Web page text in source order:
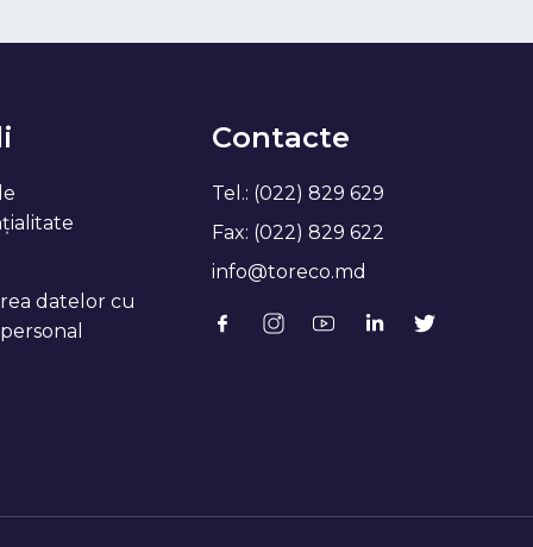
datelor cu
Contacte
Tel.: (022) 829 629
Fax: (022) 829 622
info@toreco.md